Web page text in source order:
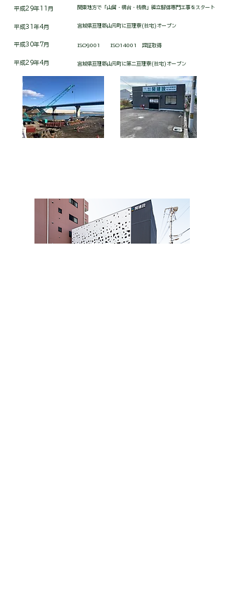
平成29年11月 関東地方で「山留・構台・桟橋」組立解体専門工事をスタート
宮城県亘理郡山元町に亘理寮(社宅)オープン
平成31年4月
ISO9001 ISO14001 認証取得
平成30年7月
宮城県亘理郡山元町に第二亘理寮(社宅)オープン
平成29年4月